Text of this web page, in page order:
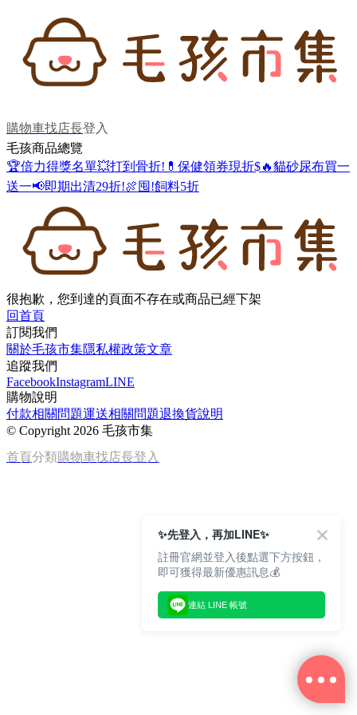
購物車找店長登入
毛孩商品總覽
🏆倍力得獎名單💥打到骨折! 💊保健領券現折$🔥貓砂尿布買一
送一📢即期出清29折!🍖囤!飼料5折
很抱歉，您到達的頁面不存在或商品已經下架
回首頁
訂閱我們
關於毛孩市集隱私權政策文章
追蹤我們
FacebookInstagramLINE
購物說明
付款相關問題運送相關問題退換貨說明
© Copyright 2026 毛孩市集
首頁分類購物車找店長登入
✨先登入，再加LINE✨
註冊官網並登入後點選下方按鈕，
即可獲得最新優惠訊息💰
連結 LINE 帳號